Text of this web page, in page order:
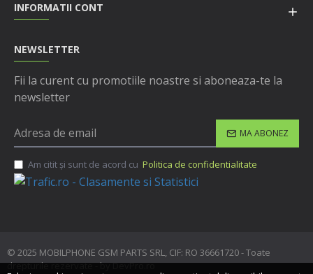
INFORMATII CONT
NEWSLETTER
Fii la curent cu promotiile noastre si aboneaza-te la
newsletter
MA ABONEZ
Am citit şi sunt de acord cu Politica de confidentialitate
© 2025 MOBILPHONE GSM PARTS SRL, CIF: RO 36661720 - Toate
drepturile rezervate - by DevPro.ro